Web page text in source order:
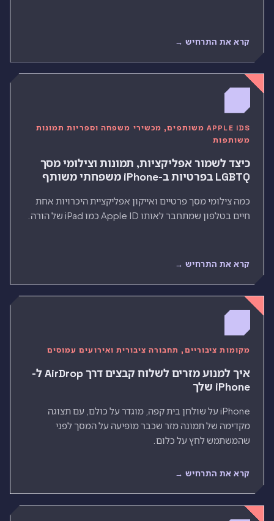
קרא את התרחיש →
APPLE IDS משותפים, מכשירי משפחה וספריות תמונות
משותפות
כיצד לשמור אפליקציות, תמונות וצילומי מסך
LGBTQ בפרטיות ב-iPhone משפחתי משותף
כמה צילומי מסך פרטיים ואייקון אפליקציית היכרויות אחת
חיים בטלפון שמתחבר לאותו Apple ID כמו iPad של הורה.
קרא את התרחיש →
מקומות ציבוריים, תחבורה ציבורית ואירועים עמוסים
איך למנוע מזרים לשלוח קבצים דרך AirDrop ל-
iPhone שלך
iPhone על שולחן בית קפה, מוגדר על כולם, עם תצוגה
מקדימה של תמונה מזר שכבר מופיעה על המסך לפני
שהמשתמש לחץ על כלום.
קרא את התרחיש →